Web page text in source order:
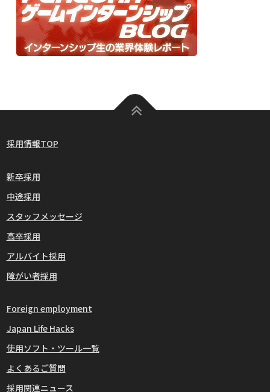
採用情報TOP
新卒採用
中途採用
スタッフメッセージ
高卒採用
アルバイト採用
障がい者採用
Foreign employment
Japan Life Hacks
使用ソフト・ツール一覧
よくあるご質問
採用関連ニュース